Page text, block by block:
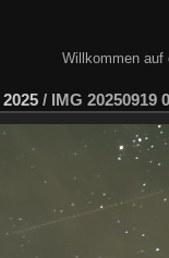
Willkommen auf
2025 / IMG 20250919